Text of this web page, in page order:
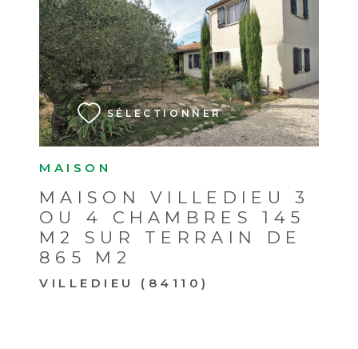
MAISON
MAISON VILLEDIEU 3
OU 4 CHAMBRES 145
M2 SUR TERRAIN DE
865 M2
VILLEDIEU (84110)
SÉLECTIONNER
VOIR LE BIEN